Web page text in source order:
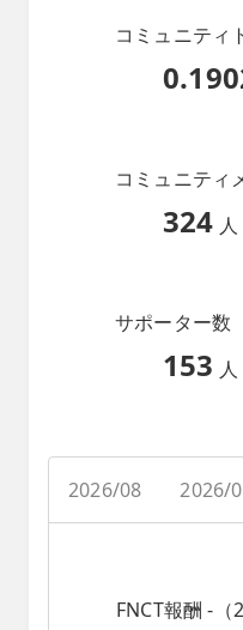
コミュニティ
コミュニティ
324 人
サポーター数
153 人
2026/08 2026/
FNCT報酬 -（